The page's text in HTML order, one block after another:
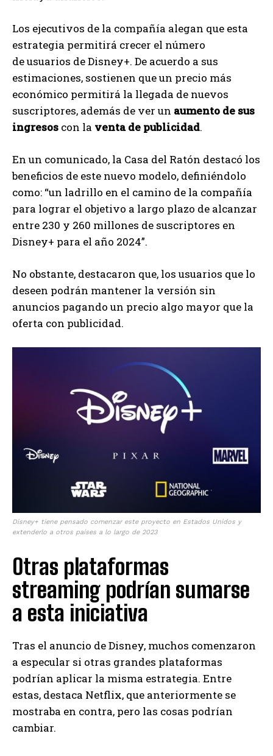
Los ejecutivos de la compañía alegan que esta
estrategia permitirá crecer el número
de usuarios de Disney+. De acuerdo a sus
estimaciones, sostienen que un precio más
económico permitirá la llegada de nuevos
suscriptores, además de ver un aumento de sus
ingresos con la venta de publicidad.
En un comunicado, la Casa del Ratón destacó los
beneficios de este nuevo modelo, definiéndolo
como: “un ladrillo en el camino de la compañía
para lograr el objetivo a largo plazo de alcanzar
entre 230 y 260 millones de suscriptores en
Disney+ para el año 2024”.
No obstante, destacaron que, los usuarios que lo
deseen podrán mantener la versión sin
anuncios pagando un precio algo mayor que la
oferta con publicidad.
Disney+ tiene pensado comenzar este proyecto en Estados Unidos y
extenderlo a otros países a lo largo de 2023
Otras plataformas
streaming podrían sumarse
a esta iniciativa
Tras el anuncio de Disney, muchos comenzaron
a especular si otras grandes plataformas
podrían aplicar la misma estrategia. Entre
estas, destaca Netflix, que anteriormente se
mostraba en contra, pero las cosas podrían
cambiar.